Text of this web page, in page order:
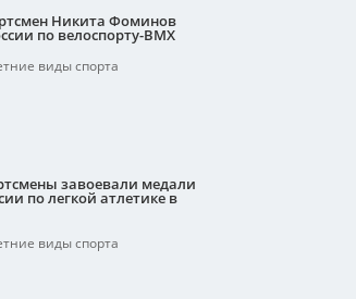
Никита Фоминов
по велоспорту-ВМХ
виды спорта
завоевали медали
по легкой атлетике в
виды спорта